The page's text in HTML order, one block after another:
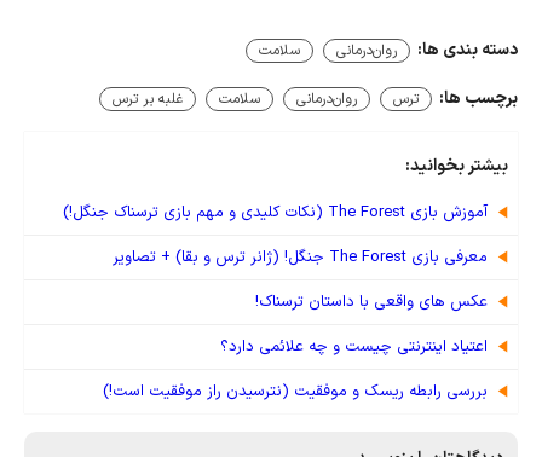
دسته بندی ها: روان‌درمانی سلامت
برچسب ها: ترس روان‌درمانی سلامت غلبه بر ترس
بیشتر بخوانید:
آموزش بازی The Forest (نکات کلیدی و مهم بازی ترسناک جنگل!)
معرفی بازی The Forest جنگل! (ژانر ترس و بقا) + تصاویر
عکس های واقعی با داستان ترسناک!
اعتیاد اینترنتی چیست و چه علائمی دارد؟
بررسی رابطه ریسک و موفقیت (نترسیدن راز موفقیت است!)